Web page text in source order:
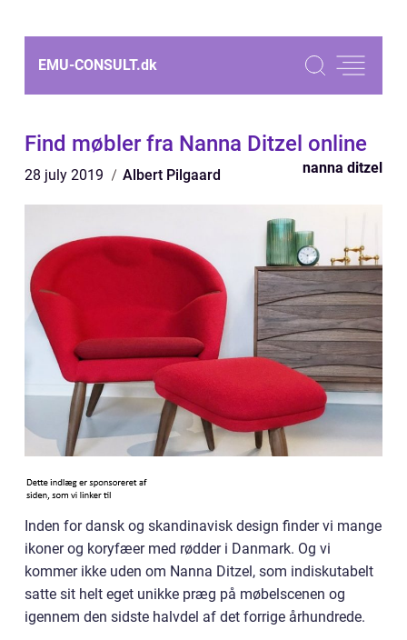
EMU-CONSULT.dk
Find møbler fra Nanna Ditzel online
28 july 2019 Albert Pilgaard nanna ditzel
Inden for dansk og skandinavisk design finder vi mange
ikoner og koryfæer med rødder i Danmark. Og vi
kommer ikke uden om Nanna Ditzel, som indiskutabelt
satte sit helt eget unikke præg på møbelscenen og
igennem den sidste halvdel af det forrige århundrede.